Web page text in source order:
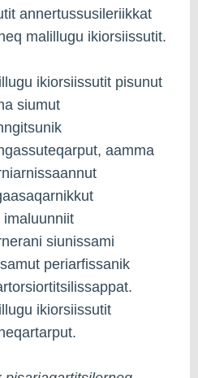
annertussusileriikkat
malillugu ikiorsiissutit.
ikiorsiissutit pisunut
siumut
aamma
imaluunniit
siunissami
periarfissanik
ikiorsiissutit